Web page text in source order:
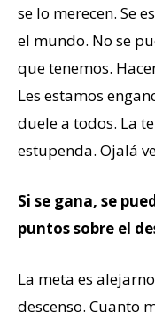
se lo merecen. Se
el mundo. No se
que tenemos.
Les estamos
duele a todos. La
estupenda. Ojalá
Si se gana, se
puntos sobre el
La meta es
descenso. Cuanto